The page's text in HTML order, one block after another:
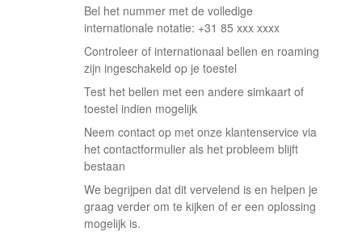
Bel het nummer met de volledige
internationale notatie: +31 85 xxx xxxx
Controleer of internationaal bellen en roaming
zijn ingeschakeld op je toestel
Test het bellen met een andere simkaart of
toestel indien mogelijk
Neem contact op met onze klantenservice via
het contactformulier als het probleem blijft
bestaan
We begrijpen dat dit vervelend is en helpen je
graag verder om te kijken of er een oplossing
mogelijk is.